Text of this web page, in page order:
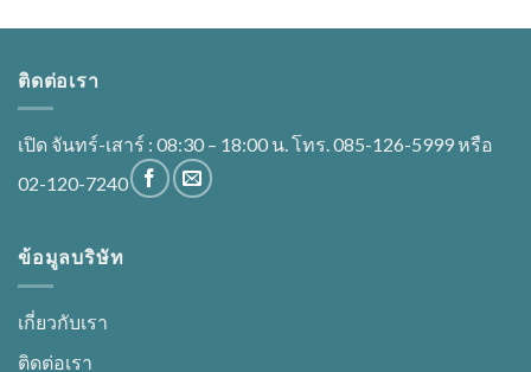
ติดต่อเรา
เปิด จันทร์-เสาร์ : 08:30 – 18:00 น. โทร. 085-126-5999 หรือ
02-120-7240
ข้อมูลบริษัท
เกี่ยวกับเรา
ติดต่อเรา